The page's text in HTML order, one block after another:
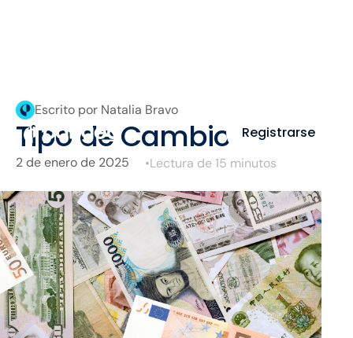
Registrarse
Escrito por Natalia Bravo
Tipo de Cambio
2 de enero de 2025 •Lectura de 15 minutos